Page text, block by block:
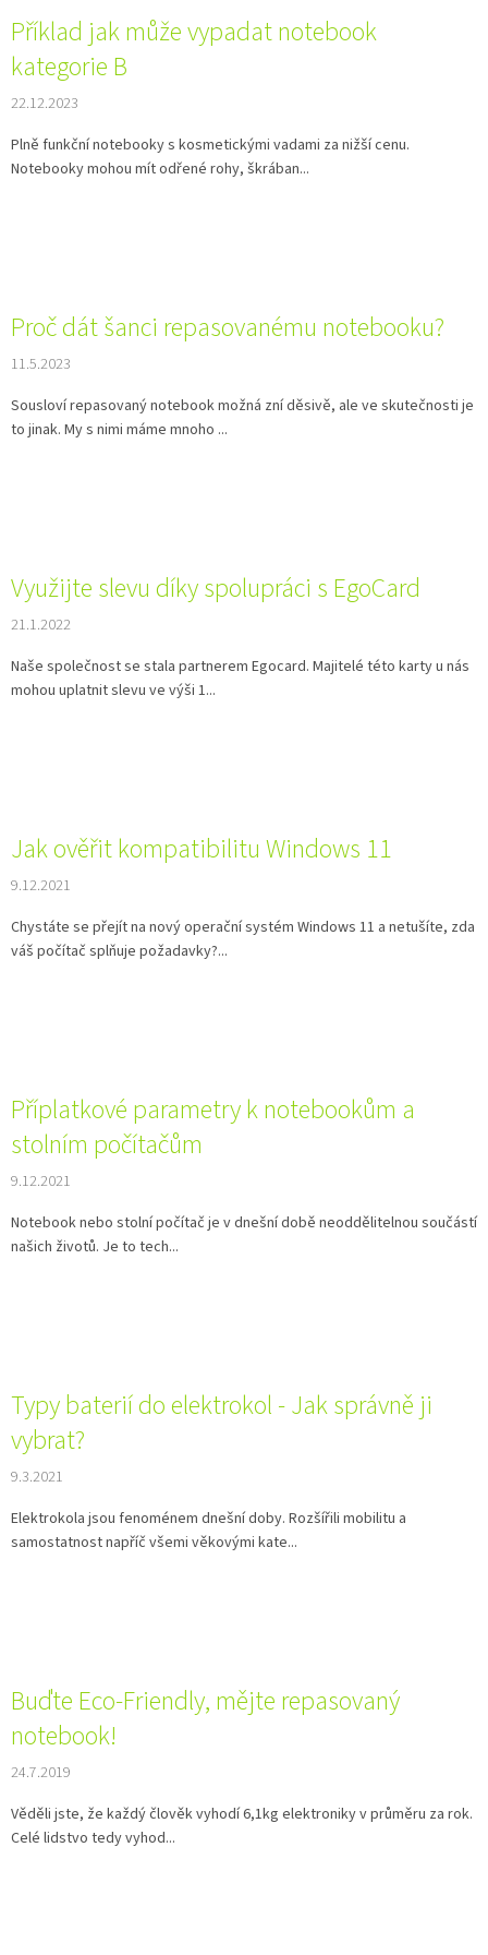
Příklad jak může vypadat notebook
kategorie B
22.12.2023
Plně funkční notebooky s kosmetickými vadami za nižší cenu.
Notebooky mohou mít odřené rohy, škrában...
Proč dát šanci repasovanému notebooku?
11.5.2023
Sousloví repasovaný notebook možná zní děsivě, ale ve skutečnosti je
to jinak. My s nimi máme mnoho ...
Využijte slevu díky spolupráci s EgoCard
21.1.2022
Naše společnost se stala partnerem Egocard. Majitelé této karty u nás
mohou uplatnit slevu ve výši 1...
Jak ověřit kompatibilitu Windows 11
9.12.2021
Chystáte se přejít na nový operační systém Windows 11 a netušíte, zda
váš počítač splňuje požadavky?...
Příplatkové parametry k notebookům a
stolním počítačům
9.12.2021
Notebook nebo stolní počítač je v dnešní době neoddělitelnou součástí
našich životů. Je to tech...
Typy baterií do elektrokol - Jak správně ji
vybrat?
9.3.2021
Elektrokola jsou fenoménem dnešní doby. Rozšířili mobilitu a
samostatnost napříč všemi věkovými kate...
Buďte Eco-Friendly, mějte repasovaný
notebook!
24.7.2019
Věděli jste, že každý člověk vyhodí 6,1kg elektroniky v průměru za rok.
Celé lidstvo tedy vyhod...